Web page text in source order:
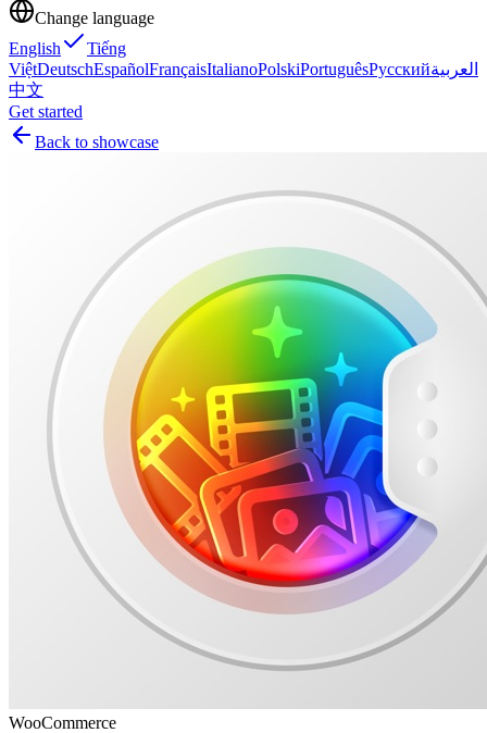
Change language
English
Tiếng
ViệtDeutschEspañolFrançaisItalianoPolskiPortuguêsРусскийالعربية
中文
Get started
Back to showcase
WooCommerce